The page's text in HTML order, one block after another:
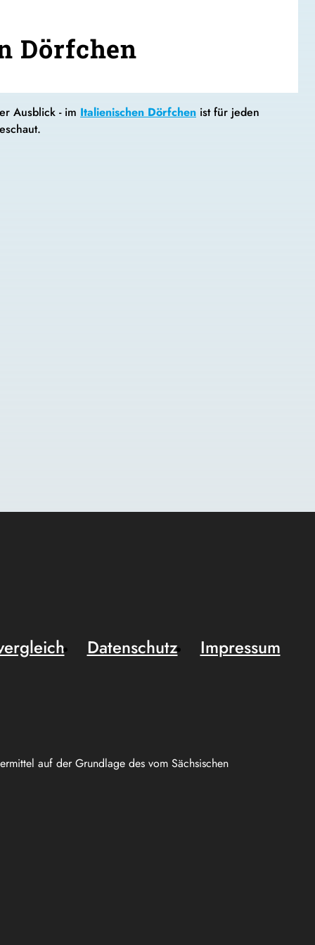
Dörfchen
Ausblick - im Italienischen Dörfchen ist für jeden
auf der Grundlage des vom Sächsischen
Datenschutz
Impressum